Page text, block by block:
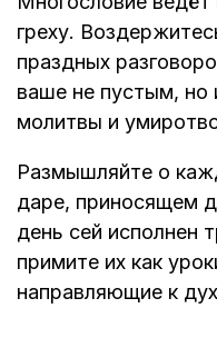
греху.
праздных
ваше не пустым, но
молитвы и
Размышляйте о
даре, приносящем
день сей исполнен
примите их как
направляющие к